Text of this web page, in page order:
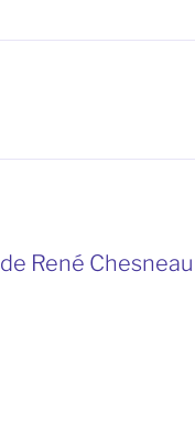
René